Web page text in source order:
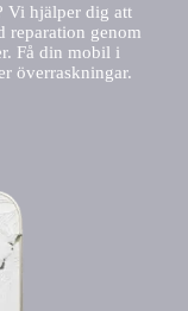
Vi hjälper dig att
reparation genom
Få din mobil i
överraskningar.